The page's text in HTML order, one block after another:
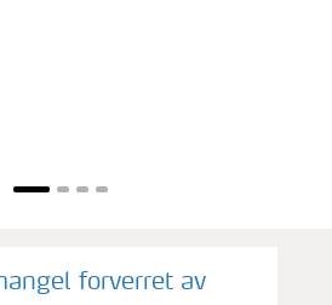
forverret av